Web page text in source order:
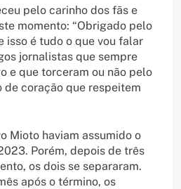
pelo carinho dos fãs e
momento: “Obrigado pelo
isso é tudo o que vou falar
jornalistas que sempre
e que torceram ou não pelo
de coração que respeitem
Mioto haviam assumido o
Porém, depois de três
os dois se separaram.
após o término, os